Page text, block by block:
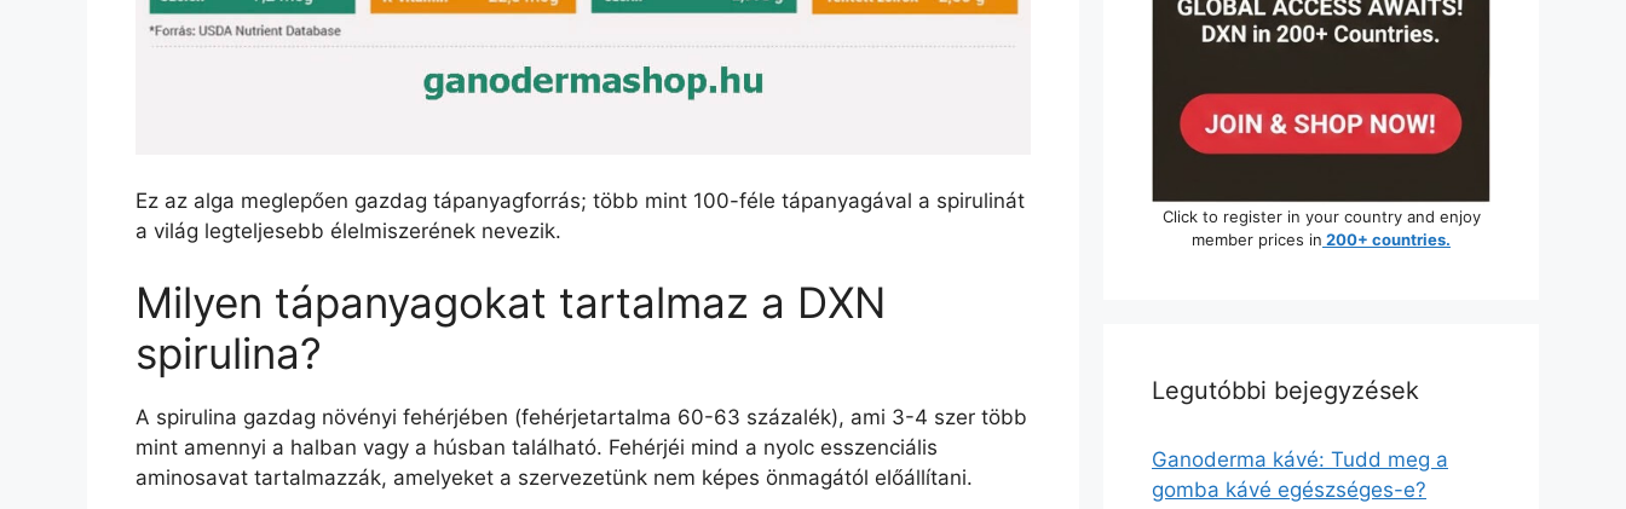
Ez az alga meglepően gazdag tápanyagforrás; több mint 100-féle tápanyagával a spirulinát
a világ legteljesebb élelmiszerének nevezik.
Milyen tápanyagokat tartalmaz a DXN
spirulina?
A spirulina gazdag növényi fehérjében (fehérjetartalma 60-63 százalék), ami 3-4 szer több
mint amennyi a halban vagy a húsban található. Fehérjéi mind a nyolc esszenciális
aminosavat tartalmazzák, amelyeket a szervezetünk nem képes önmagától előállítani.
Click to register in your country and enjoy
member prices in 200+ countries.
Legutóbbi bejegyzések
Ganoderma kávé: Tudd meg a
gomba kávé egészséges-e?